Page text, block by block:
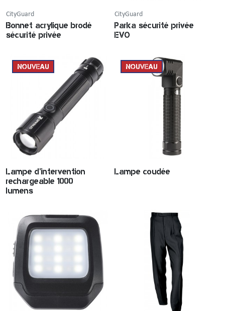
CityGuard
Bonnet acrylique brodé
sécurité privée
CityGuard
Parka sécurité privée
EVO
NOUVEAU
Lampe d'intervention
rechargeable 1000
lumens
NOUVEAU
Lampe coudée